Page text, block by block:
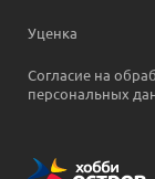
Уценка
Согласие на
персональных